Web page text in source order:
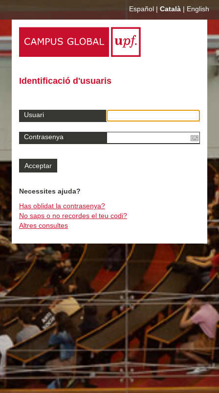
Español | Català | English
Identificació d'usuaris
Usuari
Contrasenya
Necessites ajuda?
Has oblidat la contrasenya?
No saps o no recordes el teu codi?
Altres consultes